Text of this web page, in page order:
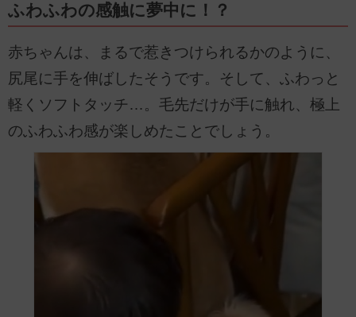
ふわふわの感触に夢中に！？
赤ちゃんは、まるで惹きつけられるかのように、
尻尾に手を伸ばしたそうです。そして、ふわっと
軽くソフトタッチ…。毛先だけが手に触れ、極上
のふわふわ感が楽しめたことでしょう。